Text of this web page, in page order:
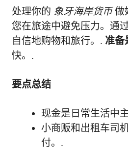
处理你的 象牙海岸货币做
您在旅途中避免压力。通
自信地购物和旅行。. 准备
快。.
要点总结
现金是日常生活中
小商贩和出租车司
付。.